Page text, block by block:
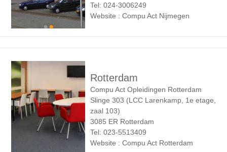
Tel: 024-3006249
Website : Compu Act Nijmegen
Rotterdam
Compu Act Opleidingen Rotterdam
Slinge 303 (LCC Larenkamp, 1e etage,
zaal 103)
3085 ER Rotterdam
Tel: 023-5513409
Website : Compu Act Rotterdam